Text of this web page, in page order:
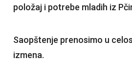
položaj i potrebe mladih iz
Saopštenje prenosimo u
izmena.